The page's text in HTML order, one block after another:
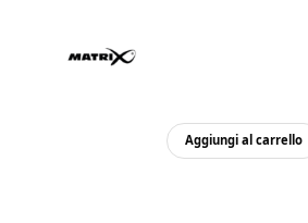
Aggiungi al carrello